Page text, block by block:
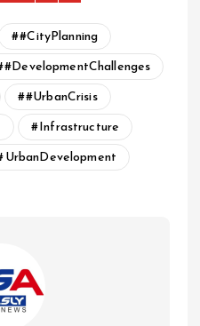
#CityPlanning
#DevelopmentChallenges
#UrbanCrisis
Infrastructure
UrbanDevelopment